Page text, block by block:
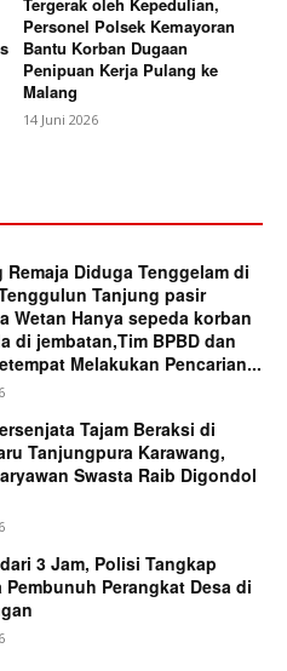
Personel Polsek Kemayoran
Bantu Korban Dugaan
Penipuan Kerja Pulang ke
Malang
14 Juni 2026
Remaja Diduga Tenggelam di
Tanjung pasir
Wetan Hanya sepeda korban
di jembatan,Tim BPBD dan
Melakukan Pencarian...
Tajam Beraksi di
Tanjungpura Karawang,
Swasta Raib Digondol
3 Jam, Polisi Tangkap
Pembunuh Perangkat Desa di